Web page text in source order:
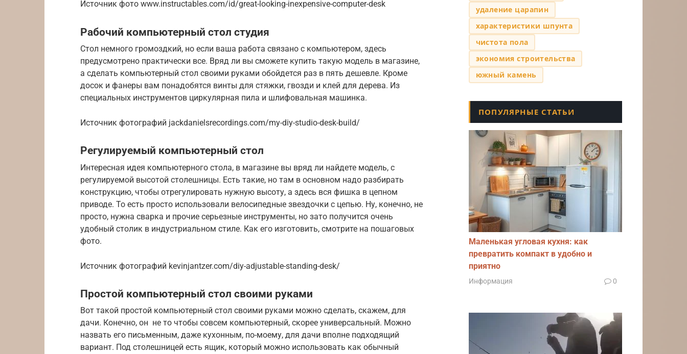
Источник фото www.instructables.com/id/great-looking-inexpensive-computer-desk
Рабочий компьютерный стол студия
Стол немного громоздкий, но если ваша работа связано с компьютером, здесь
предусмотрено практически все. Вряд ли вы сможете купить такую модель в магазине,
а сделать компьютерный стол своими руками обойдется раз в пять дешевле. Кроме
досок и фанеры вам понадобятся винты для стяжки, гвозди и клей для дерева. Из
специальных инструментов циркулярная пила и шлифовальная машинка.
Источник фотографий jackdanielsrecordings.com/my-diy-studio-desk-build/
Регулируемый компьютерный стол
Интересная идея компьютерного стола, в магазине вы вряд ли найдете модель, с
регулируемой высотой столешницы. Есть такие, но там в основном надо разбирать
конструкцию, чтобы отрегулировать нужную высоту, а здесь вся фишка в цепном
приводе. То есть просто использовали велосипедные звездочки с цепью. Ну, конечно, не
просто, нужна сварка и прочие серьезные инструменты, но зато получится очень
удобный столик в индустриальном стиле. Как его изготовить, смотрите на пошаговых
фото.
Источник фотографий kevinjantzer.com/diy-adjustable-standing-desk/
Простой компьютерный стол своими руками
Вот такой простой компьютерный стол своими руками можно сделать, скажем, для
дачи. Конечно, он не то чтобы совсем компьютерный, скорее универсальный. Можно
назвать его письменным, даже кухонным, по-моему, для дачи вполне подходящий
вариант. Под столешницей есть ящик, который можно использовать как обычный
удаление царапин
характеристики шпунта
чистота пола
экономия строительства
южный камень
ПОПУЛЯРНЫЕ СТАТЬИ
Маленькая угловая кухня: как
превратить компакт в удобно и
приятно
Информация 0